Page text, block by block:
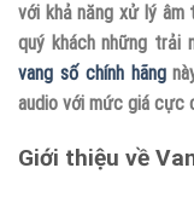
với khả năng xử lý âm
quý khách những trải
vang số chính hãng
audio với mức giá cực
Giới thiệu về